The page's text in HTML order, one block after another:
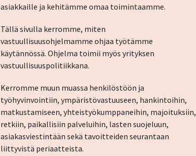
asiakkaille ja kehitämme omaa toimintaamme.
Tällä sivulla kerromme, miten
vastuullisuusohjelmamme ohjaa työtämme
käytännössä. Ohjelma toimii myös yrityksen
vastuullisuuspolitiikkana.
Kerromme muun muassa henkilöstöön ja
työhyvinvointiin, ympäristövastuuseen, hankintoihin,
matkustamiseen, yhteistyökumppaneihin, majoituksiin,
retkiin, paikallisiin palveluihin, lasten suojeluun,
asiakasviestintään sekä tavoitteiden seurantaan
liittyvistä periaatteista.